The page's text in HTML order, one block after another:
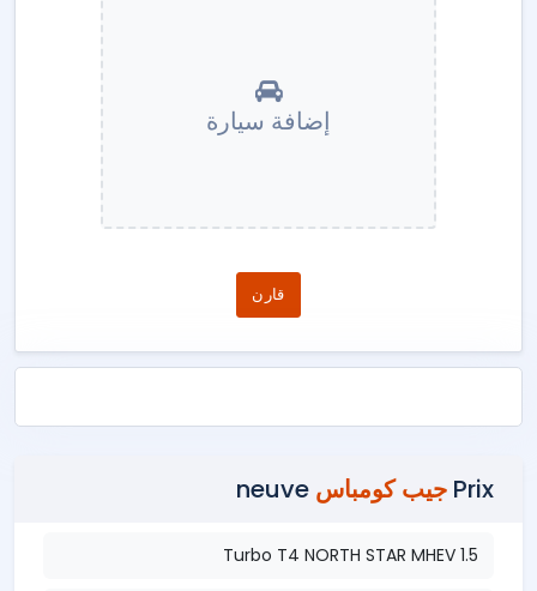
إضافة سيارة
قارن
Prix جيب كومباس
1.5 Turbo T4 NORTH STAR MHEV